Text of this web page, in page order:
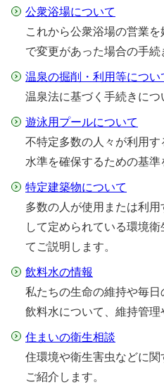
公衆浴場について
これから公衆浴場の営業
で変更があった場合の手続
温泉の掘削・利用等につい
温泉法に基づく手続きにつ
遊泳用プールについて
不特定多数の人々が利用
水準を確保するための基準
特定建築物について
多数の人が使用または利
して定められている環境
てご説明します。
飲料水の情報
私たちの生命の維持や毎
飲料水について、維持管理
住まいの衛生相談
住環境や衛生害虫などに
ご紹介します。